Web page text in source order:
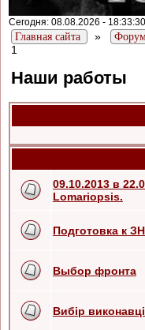
Сегодня: 08.08.2026 - 18:33:30
Главная сайта »
1
Наши работы
09.10.2013 в
Lomariopsis.
Подготовка к
Выбор фронта
Вибір